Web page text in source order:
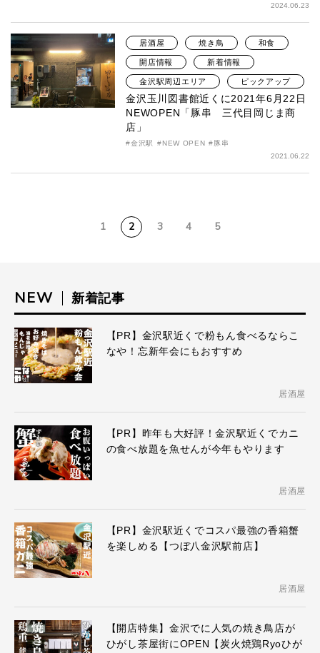
2024.06.23
居酒屋 焼き鳥 和食
開店情報 新着情報
金沢駅周辺エリア ピックアップ
金沢玉川図書館近くに2021年6月22日
NEWOPEN「豚串 三代目岡じま商
店」
金沢駅 NEW OPEN
豚串
2021.06.22
1 2 3 4 5
NEW 新着記事
【PR】金沢駅近くで粉もん食べるならこ
なや！忘新年会にもおすすめ
居酒屋
【PR】昨年も大好評！金沢駅近くでカニ
の食べ放題を魚せんが今年もやります
居酒屋
【PR】金沢駅近くでコスパ最強の香箱蟹
を楽しめる【つぼ八金沢駅前店】
居酒屋
【開店特集】金沢でに人気の焼き鳥店が
ひがし茶屋街にOPEN【炭火焼鶏Ryoひが